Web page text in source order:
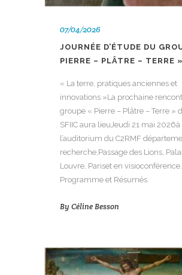
07/04/2026
JOURNÉE D’ÉTUDE DU
PIERRE – PLÂTRE – TERRE »
« La terre, pratiques anciennes et
innovations »La prochaine
groupe « Pierre – Plâtre – Terre »
SFIIC aura lieuJeudi 21 mai 2026à
l’auditorium du C2RMF
recherche,Passage des Lions,
Louvre, Pariset en visioconférence.
Programme et Résumés
By Céline Besson